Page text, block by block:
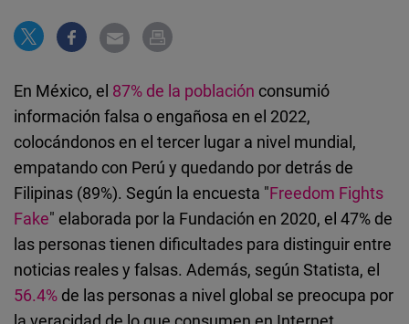
En México, el 87% de la población consumió
información falsa o engañosa en el 2022,
colocándonos en el tercer lugar a nivel mundial,
empatando con Perú y quedando por detrás de
Filipinas (89%). Según la encuesta "Freedom Fights
Fake" elaborada por la Fundación en 2020, el 47% de
las personas tienen dificultades para distinguir entre
noticias reales y falsas. Además, según Statista, el
56.4% de las personas a nivel global se preocupa por
Maps
Embed
Cloudinary
Flickr
Embed
Newsletter2go
Embed
Podigee